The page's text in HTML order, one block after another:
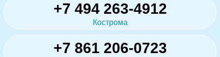
+7 494 263-4912
Кострома
+7 861 206-0723